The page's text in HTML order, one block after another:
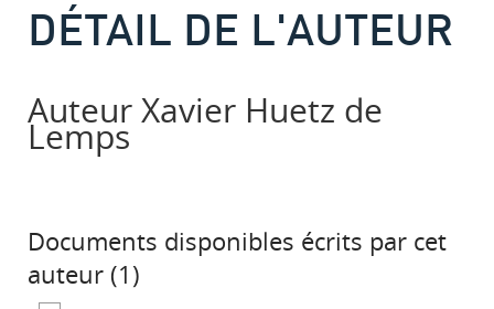
DÉTAIL DE L'AUTEUR
Auteur Xavier Huetz de
Lemps
Documents disponibles écrits par cet
auteur (1 )